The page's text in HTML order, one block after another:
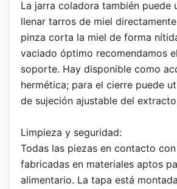
La jarra coladora también puede
llenar tarros de miel
pinza corta la miel de forma
vaciado óptimo recomendamos
soporte. Hay disponible como
hermética; para el cierre puede
de sujeción ajustable del
Limpieza y seguridad:
Todas las piezas en contacto
fabricadas en materiales aptos
alimentario. La tapa está